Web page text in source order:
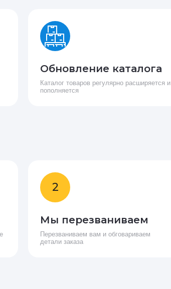
Обновление каталога
Каталог товаров регулярно расширяется и
пополняется
2
Мы перезваниваем
Перезваниваем вам и обговариваем
детали заказа